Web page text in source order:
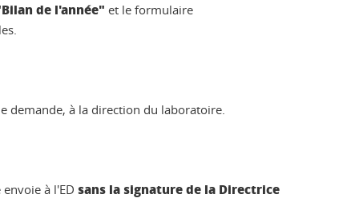
de l'année" et le formulaire
demande, à la direction du laboratoire.
à l'ED sans la signature de la Directrice